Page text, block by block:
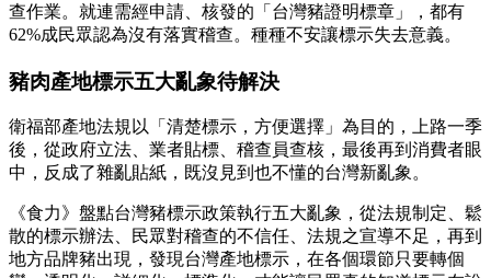
查作業。就連需經申請、核發的「台灣豬證明標章」，都有
62%成民眾認為沒有落實稽查。種種不安讓標示失去意義。
豬肉產地標示五大亂象待解決
衛福部產地法規以「清楚標示，方便選擇」為目的，上路一季
後，從政府立法、業者貼標、稽查員查核，最後再到消費者眼
中，反成了雜亂貼紙，既沒見到也不懂的台灣新亂象。
《食力》盤點台灣豬標示政策執行五大亂象，從法規制定、鬆
散的標示辦法、民眾對稽查的不信任、法規之宣導不足，再到
地方品牌豬出現，發現台灣產地標示，在各個環節只要轉個